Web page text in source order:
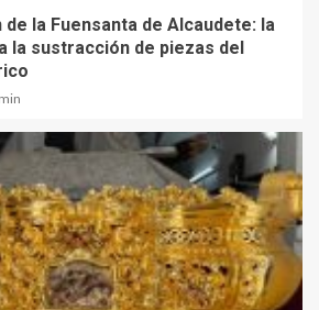
de la Fuensanta de Alcaudete: la
la sustracción de piezas del